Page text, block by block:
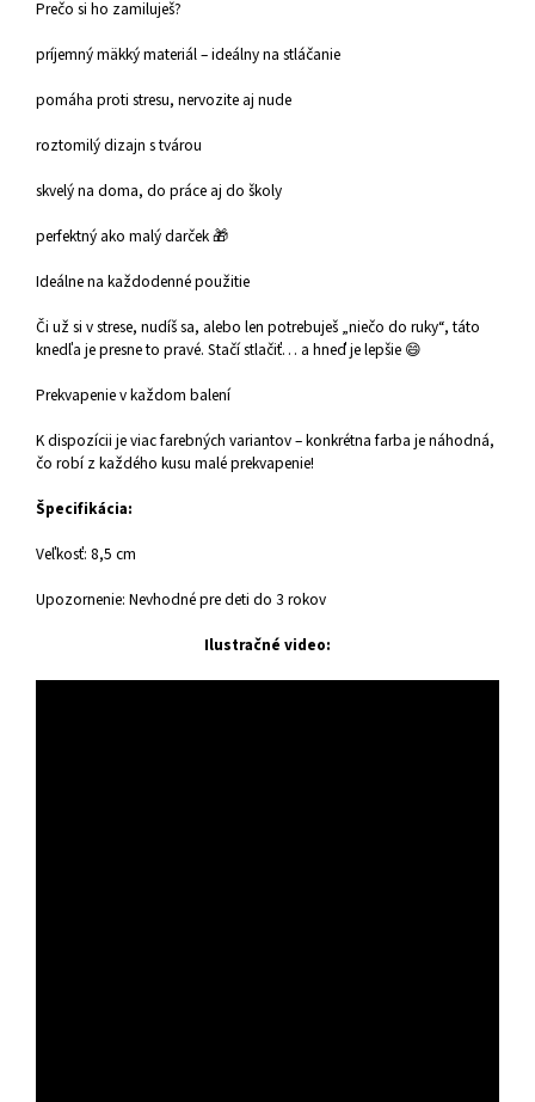
Prečo si ho zamiluješ?
príjemný mäkký materiál – ideálny na stláčanie
pomáha proti stresu, nervozite aj nude
roztomilý dizajn s tvárou
skvelý na doma, do práce aj do školy
perfektný ako malý darček 🎁
Ideálne na každodenné použitie
Či už si v strese, nudíš sa, alebo len potrebuješ „niečo do ruky“, táto
knedľa je presne to pravé. Stačí stlačiť… a hneď je lepšie 😄
Prekvapenie v každom balení
K dispozícii je viac farebných variantov – konkrétna farba je náhodná,
čo robí z každého kusu malé prekvapenie!
Špecifikácia:
Veľkosť: 8,5 cm
Upozornenie: Nevhodné pre deti do 3 rokov
Ilustračné video: